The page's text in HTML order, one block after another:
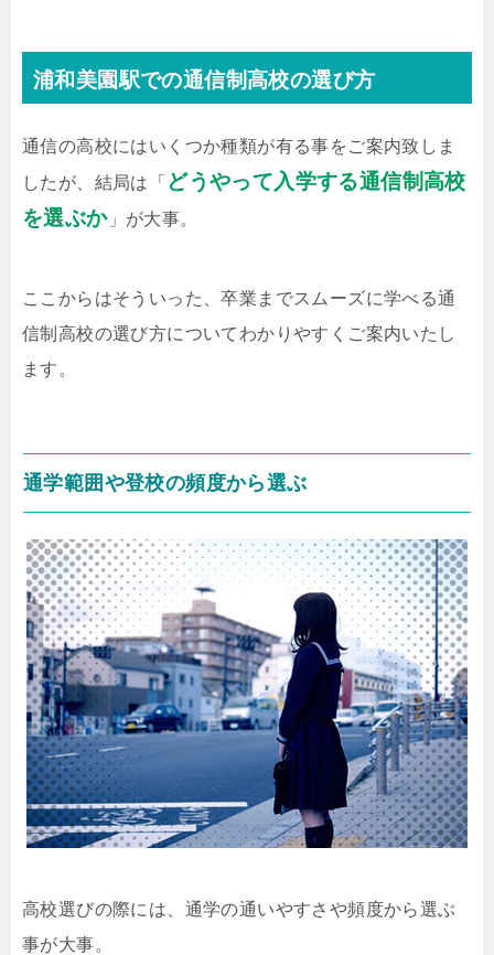
浦和美園駅での通信制高校の選び方
通信の高校にはいくつか種類が有る事をご案内致しま
したが、結局は「 どうやって入学する通信制高校
を選ぶか」が大事。
ここからはそういった、卒業までスムーズに学べる通
信制高校の選び方についてわかりやすくご案内いたし
ます。
通学範囲や登校の頻度から選ぶ
高校選びの際には、通学の通いやすさや頻度から選ぶ
事が大事。